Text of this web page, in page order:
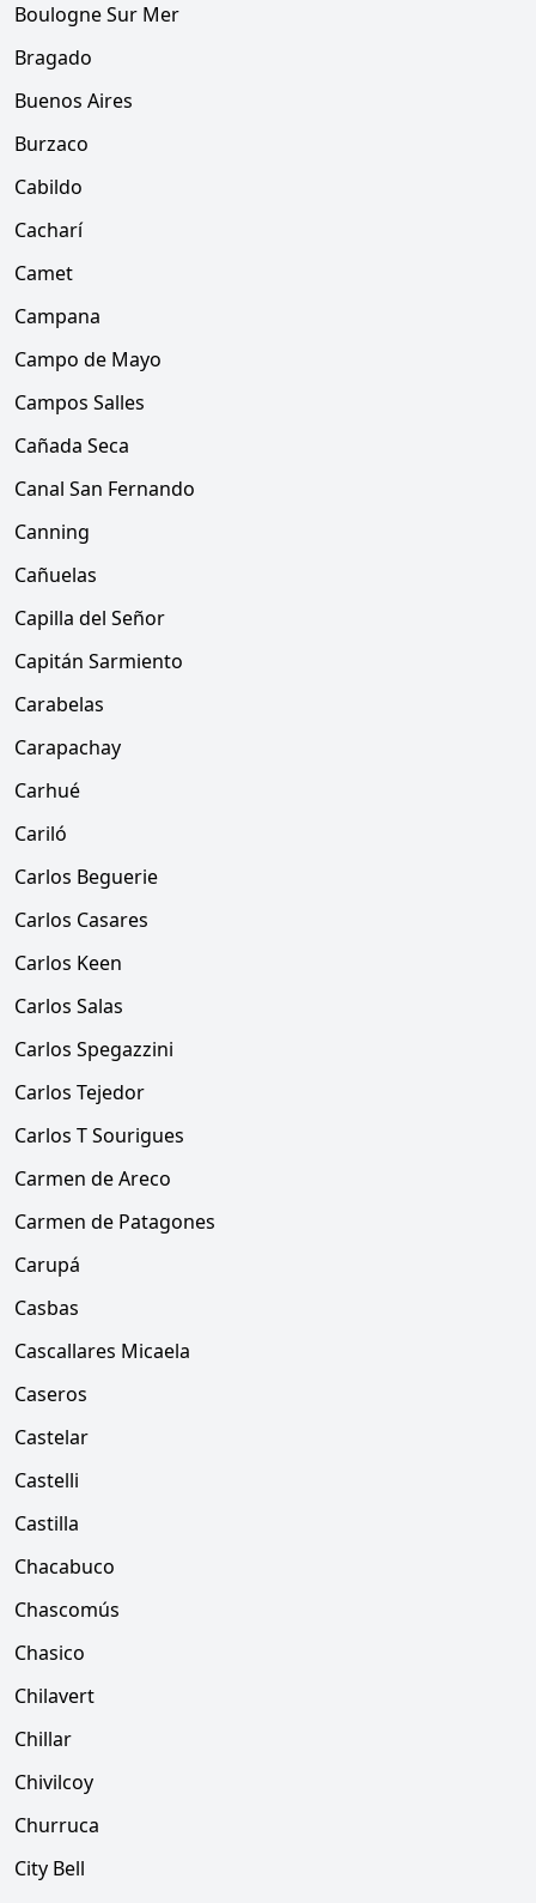
Boulogne Sur Mer
Bragado
Buenos Aires
Burzaco
Cabildo
Cacharí
Camet
Campana
Campo de Mayo
Campos Salles
Cañada Seca
Canal San Fernando
Canning
Cañuelas
Capilla del Señor
Capitán Sarmiento
Carabelas
Carapachay
Carhué
Cariló
Carlos Beguerie
Carlos Casares
Carlos Keen
Carlos Salas
Carlos Spegazzini
Carlos Tejedor
Carlos T Sourigues
Carmen de Areco
Carmen de Patagones
Carupá
Casbas
Cascallares Micaela
Caseros
Castelar
Castelli
Castilla
Chacabuco
Chascomús
Chasico
Chilavert
Chillar
Chivilcoy
Churruca
City Bell